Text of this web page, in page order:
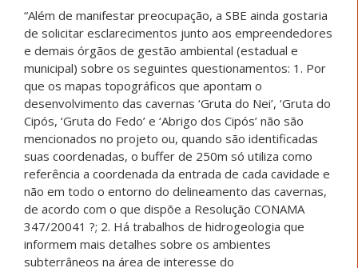
“Além de manifestar preocupação, a SBE ainda gostaria
de solicitar esclarecimentos junto aos empreendedores
e demais órgãos de gestão ambiental (estadual e
municipal) sobre os seguintes questionamentos: 1. Por
que os mapas topográficos que apontam o
desenvolvimento das cavernas ‘Gruta do Nei’, ‘Gruta do
Cipós, ‘Gruta do Fedo’ e ‘Abrigo dos Cipós’ não são
mencionados no projeto ou, quando são identificadas
suas coordenadas, o buffer de 250m só utiliza como
referência a coordenada da entrada de cada cavidade e
não em todo o entorno do delineamento das cavernas,
de acordo com o que dispõe a Resolução CONAMA
347/20041 ?; 2. Há trabalhos de hidrogeologia que
informem mais detalhes sobre os ambientes
subterrâneos na área de interesse do